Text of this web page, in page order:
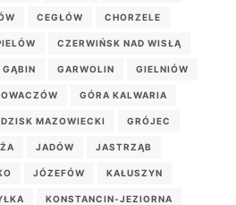
CEGŁÓW CHORZELE
CZERWIŃSK NAD WISŁĄ
GĄBIN GARWOLIN GIELNIÓW
GÓRA KALWARIA
MAZOWIECKI GRÓJEC
JADÓW JASTRZĄB
JÓZEFÓW KAŁUSZYN
KONSTANCIN-JEZIORNA